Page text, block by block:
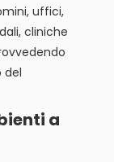
uffici,
cliniche
del
a